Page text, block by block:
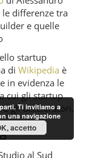
differenze tra
e quelle
startup
di Wikipedia è
in evidenza le
cui gli startup
gli acceleratori.
al Sud
Ti invitiamo a
una navigazione
accetto